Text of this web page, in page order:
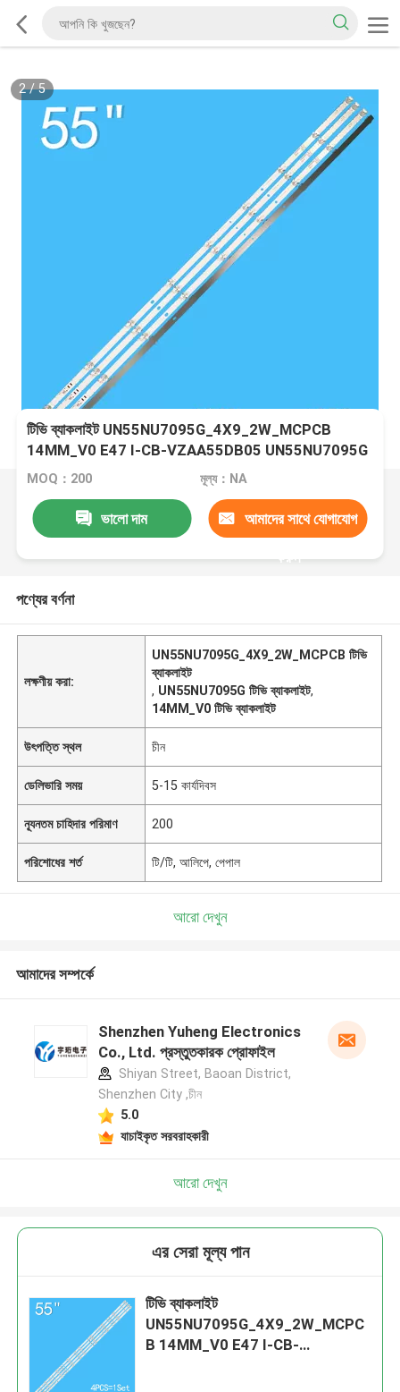
2/5
টিভি ব্যাকলাইট UN55NU7095G_4X9_2W_MCPCB
14MM_V0 E47 I-CB-VZAA55DB05 UN55NU7095G
MOQ：200 মূল্য：NA
ভালো দাম আমাদের সাথে যোগাযোগ
করুন
পণ্যের বর্ণনা
লক্ষণীয় করা:
UN55NU7095G_4X9_2W_MCPCB টিভি
ব্যাকলাইট
, UN55NU7095G টিভি ব্যাকলাইট,
14MM_V0 টিভি ব্যাকলাইট
উৎপত্তি স্থল চীন
ডেলিভারি সময় 5-15 কার্যদিবস
ন্যূনতম চাহিদার পরিমাণ 200
পরিশোধের শর্ত টি/টি, আলিপে, পেপাল
আরো দেখুন
আমাদের সম্পর্কে
Shenzhen Yuheng Electronics
Co., Ltd. প্রস্তুতকারক প্রোফাইল
Shiyan Street, Baoan District,
Shenzhen City ,চীন
5.0
যাচাইকৃত সরবরাহকারী
আরো দেখুন
এর সেরা মূল্য পান
টিভি ব্যাকলাইট
UN55NU7095G_4X9_2W_MCPC
B 14MM_V0 E47 I-CB-